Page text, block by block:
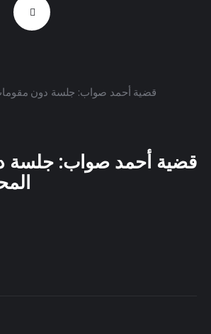
قضية أحمد صواب: جلسة